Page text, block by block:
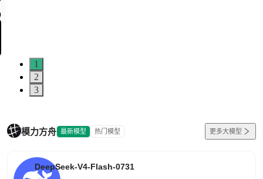
1
2
3
模力方舟 最新模型 热门模型 更多大模型
DeepSeek-V4-Flash-0731